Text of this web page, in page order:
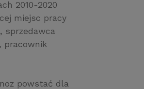
2010-2020
miejsc pracy
sprzedawca
pracownik
powstać dla